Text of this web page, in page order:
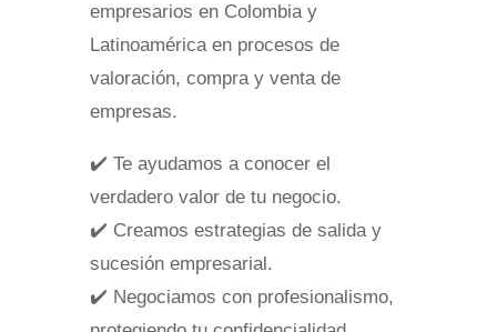
empresarios en Colombia y
Latinoamérica en procesos de
valoración, compra y venta de
empresas.
✔️ Te ayudamos a conocer el
verdadero valor de tu negocio.
✔️ Creamos estrategias de salida y
sucesión empresarial.
✔️ Negociamos con profesionalismo,